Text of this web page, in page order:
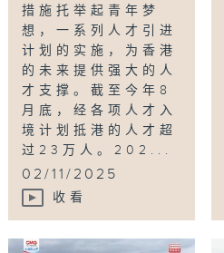
措施托举起青年梦
想，一系列人才引进
计划的实施，为香港
的未来提供强大的人
才支撑。截至今年8
月底，经各项人才入
境计划抵港的人才超
过23万人。202...
02/11/2025
收看